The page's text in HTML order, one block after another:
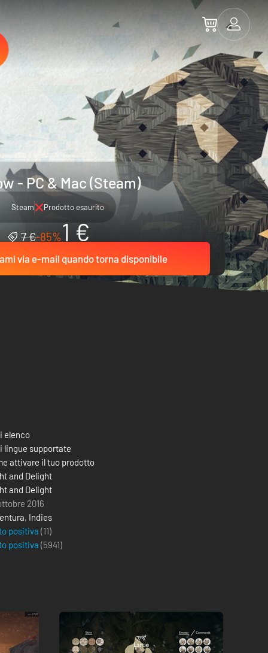
- PC & Mac (Steam)
Steam Prodotto esaurito
7 €-85%1 €
via e-mail quando torna disponibile
elenco
lingue supportate
attivare il tuo prodotto
and Delight
and Delight
2016
, Indies
positiva (11)
positiva (5941)